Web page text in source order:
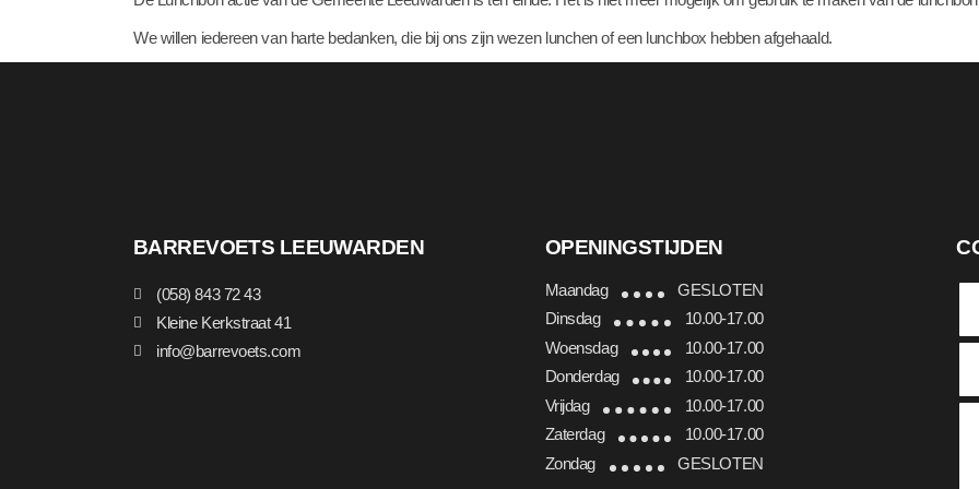
We willen iedereen van harte bedanken, die bij ons zijn wezen lunchen of een lunchbox hebben afgehaald.
BARREVOETS LEEUWARDEN
(058) 843 72 43
Kleine Kerkstraat 41
info@barrevoets.com
OPENINGSTIJDEN
Maandag
GESLOTEN
Dinsdag
10.00-17.00
Woensdag
10.00-17.00
Donderdag
10.00-17.00
Vrijdag
10.00-17.00
Zaterdag
10.00-17.00
Zondag
GESLOTEN